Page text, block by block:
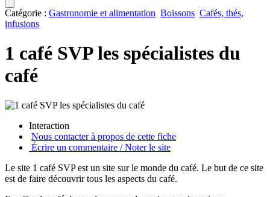
Catégorie : Gastronomie et alimentation Boissons Cafés, thés,
infusions
1 café SVP les spécialistes du
café
Interaction
Nous contacter à propos de cette fiche
Écrire un commentaire / Noter le site
Le site 1 café SVP est un site sur le monde du café. Le but de ce site
est de faire découvrir tous les aspects du café.